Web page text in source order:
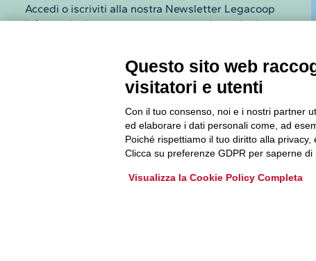
Accedi o iscriviti alla nostra Newsletter Legacoop
Informazioni per restare sempre aggiornati sul
Archivio Newsletter
Questo sito web
visitatori e utenti
Con il tuo consenso, noi e i nostri partner
ed elaborare i dati personali come, ad
Poiché rispettiamo il tuo diritto alla
Clicca su preferenze GDPR per saperne di
Visualizza la Cookie Policy Completa